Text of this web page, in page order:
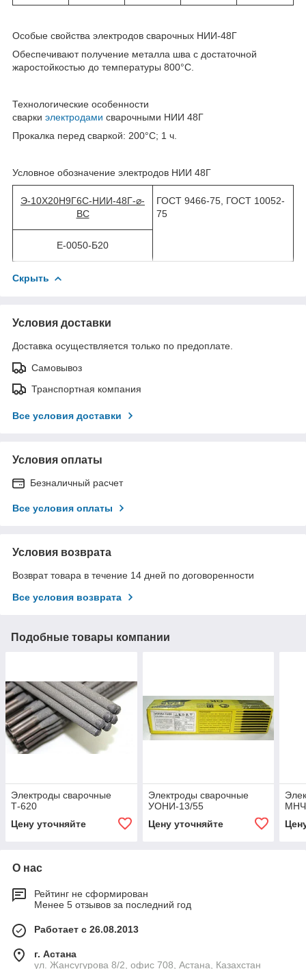
Особые свойства электродов сварочных НИИ-48Г
Обеспечивают получение металла шва с достаточной
жаростойкостью до температуры 800°С.
Технологические особенности
сварки электродами сварочными НИИ 48Г
Прокалка перед сваркой: 200°С; 1 ч.
Условное обозначение электродов НИИ 48Г
Э-10Х20Н9Г6С-НИИ-48Г-⌀-
ВС
ГОСТ 9466-75, ГОСТ 10052-
75
Е-0050-Б20
Скрыть
Условия доставки
Доставка осуществляется только по предоплате.
Самовывоз
Транспортная компания
Все условия доставки
Условия оплаты
Безналичный расчет
Все условия оплаты
Условия возврата
Возврат товара в течение 14 дней по договоренности
Все условия возврата
Подобные товары компании
Электроды сварочные
Т-620
Цену уточняйте
Электроды сварочные
УОНИ-13/55
Цену уточняйте
МНЧ
О нас
Рейтинг не сформирован
Менее 5 отзывов за последний год
Работает с 26.08.2013
г. Астана
ул. Жансугурова 8/2, офис 708, Астана, Казахстан